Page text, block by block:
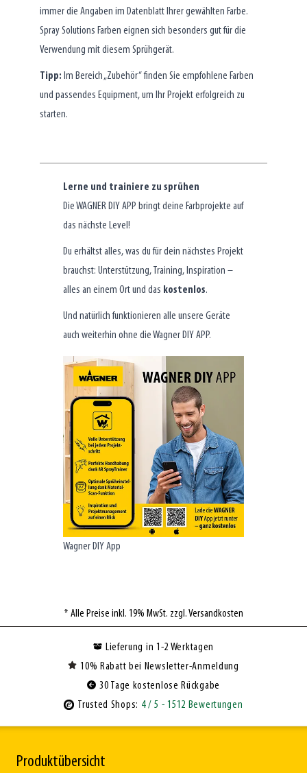
immer die Angaben im Datenblatt Ihrer gewählten Farbe.
Spray Solutions Farben eignen sich besonders gut für die
Verwendung mit diesem Sprühgerät.
Tipp: Im Bereich „Zubehör“ finden Sie empfohlene Farben
und passendes Equipment, um Ihr Projekt erfolgreich zu
starten.
Lerne und trainiere zu sprühen
Die WAGNER DIY APP bringt deine Farbprojekte auf
das nächste Level!
Du erhältst alles, was du für dein nächstes Projekt
brauchst: Unterstützung, Training, Inspiration –
alles an einem Ort und das kostenlos.
Und natürlich funktionieren alle unsere Geräte
auch weiterhin ohne die Wagner DIY APP.
Wagner DIY App
* Alle Preise inkl. 19% MwSt. zzgl. Versandkosten
Lieferung in 1-2 Werktagen
10% Rabatt bei Newsletter-Anmeldung
30 Tage kostenlose Rückgabe
Trusted Shops: 4/ 5 - 1512 Bewertungen
Produktübersicht